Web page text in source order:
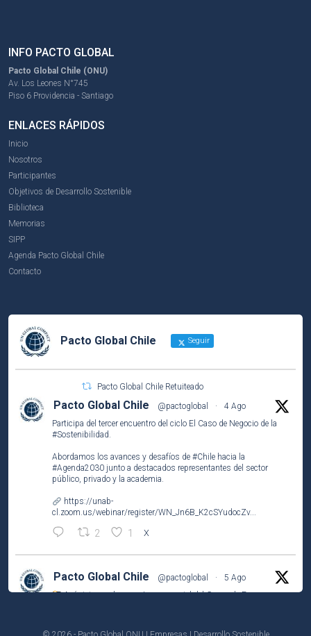
INFO PACTO GLOBAL
Pacto Global Chile (ONU)
Av. Los Leones N°745
Piso 6 Providencia - Santiago
ENLACES RÁPIDOS
Inicio
Nosotros
Participantes
Objetivos de Desarrollo Sostenible
Biblioteca
Memorias
SIPP
Agenda Pacto Global Chile
Contacto
Pacto Global Chile Seguir
Pacto Global Chile Retuiteado
Pacto Global Chile @pactoglobal ·
4 Ago
Participa del tercer encuentro del ciclo El Caso de Negocio de la
#Sostenibilidad.
Abordamos los avances y desafíos de #Chile hacia la
#Agenda2030 junto a destacados representantes del sector
público, privado y la academia.
https://unab-
cl.zoom.us/webinar/register/WN_Jn6B_K2cSYudocZv...
2 1 X
Pacto Global Chile @pactoglobal ·
5 Ago
Así vivimos el encuentro presencial del Grupo de Empresas